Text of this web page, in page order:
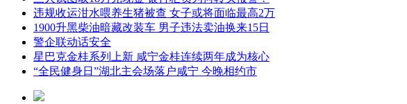
违规收运泔水喂养生猪被查 女子或将面临最高2万
1900升黑柴油暗藏改装车 男子违法卖油换来15日
警企联动话安全
星巴克金桂系列上新 咸宁金桂连续两年成为核心
“全民健身日”湖北主会场落户咸宁 今晚相约市